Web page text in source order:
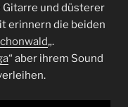
Gitarre und düsterer
erinnern die beiden
„.
“ aber ihrem Sound